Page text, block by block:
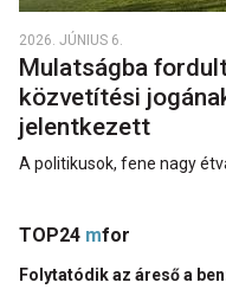
2026. JÚNIUS 6.
Mulatságba
közvetítési
jelentkezett
A politikusok, fene nagy
TOP24 mfor
Folytatódik az áreső a